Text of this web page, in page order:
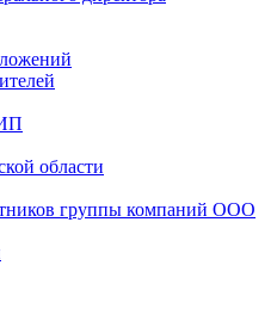
области
группы компаний ООО